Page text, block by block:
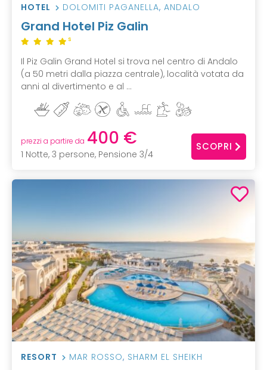
HOTEL DOLOMITI PAGANELLA, ANDALO
Grand Hotel Piz Galin
S
Il Piz Galin Grand Hotel si trova nel centro di Andalo
(a 50 metri dalla piazza centrale), località votata da
anni al divertimento e al ...
prezzi a partire da 400 €
1 Notte, 3 persone, Pensione 3/4
SCOPRI
RESORT MAR ROSSO, SHARM EL SHEIKH